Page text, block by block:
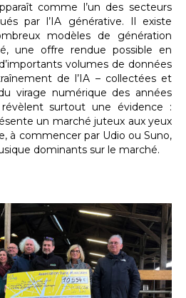
comme l’un des secteurs
par l’IA générative. Il existe
modèles de génération
une offre rendue possible en
volumes de données
de l’IA – collectées et
virage numérique des années
surtout une évidence :
un marché juteux aux yeux
à commencer par Udio ou Suno,
dominants sur le marché.